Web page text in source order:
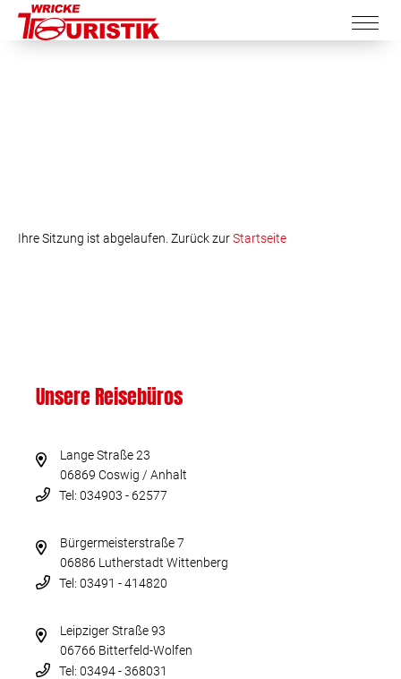
Ihre Sitzung ist abgelaufen. Zurück zurStartseite
Unsere Reisebüros
Lange Straße 23
06869 Coswig / Anhalt
Tel: 034903 - 62577
Bürgermeisterstraße 7
06886 Lutherstadt Wittenberg
Tel: 03491 - 414820
Leipziger Straße 93
06766 Bitterfeld-Wolfen
Tel: 03494 - 368031